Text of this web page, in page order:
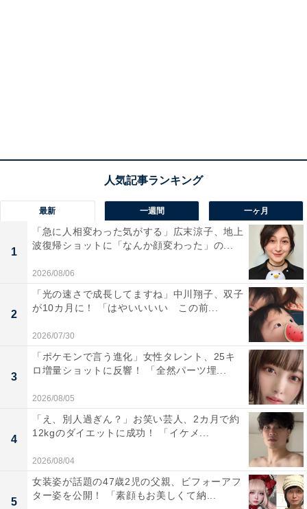
最新 一週間 一ヶ月
1
「急に人相変わった気がする」広末涼子、地上
波復帰ショットに「なんか顔変わった」の...
2026/08/06
2
「光の速さで成長してますね」中川翔子、双子
が10カ月に！ 「はやいいいい この前...
2026/07/30
3
「ポケモンで言う進化」女性タレント、25キ
ロ増量ショットに反響！ 「全然パーツ埋...
2026/08/05
4
「え、別人過ぎん？」お笑い芸人、2カ月で約
12kgのダイエットに成功！ 「イケメ...
2026/08/04
5
女装姿が話題の47歳2児の父親、ビフォーアフ
ター姿を公開！ 「素顔もお美しくて納...